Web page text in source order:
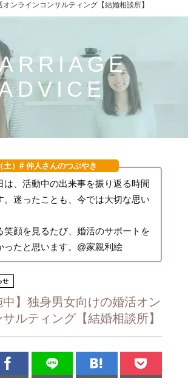
ンラインコンサルティング【結婚相談所】
土）# 仲人さんのつぶやき
は、活動中の出来事を振り返る時間
。迷ったことも、今では大切な思い
笑顔を見るたび、婚活のサポートを
ったと思います。@家親利絵
せ
中】独身男女向けの婚活オン
ルティング【結婚相談所】